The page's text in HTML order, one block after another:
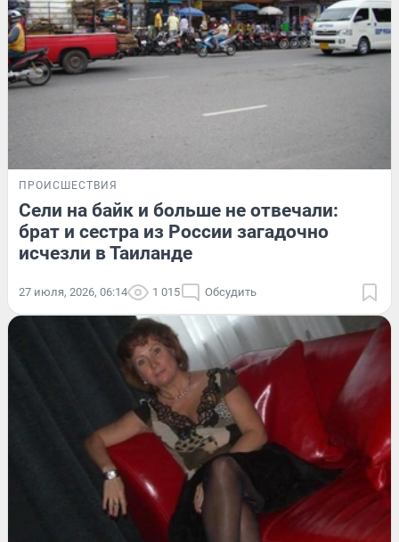
ПРОИСШЕСТВИЯ
Сели на байк и больше не отвечали:
брат и сестра из России загадочно
исчезли в Таиланде
27 июля, 2026, 06:14 1 015 Обсудить